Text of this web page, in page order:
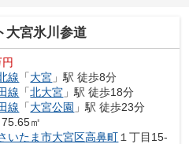
大宮氷川参道
線 「大宮 」駅 徒歩8分
線 「北大宮 」駅 徒歩18分
線 「大宮公園 」駅 徒歩23分
㎡
いたま市大宮区高鼻町 １丁目15-